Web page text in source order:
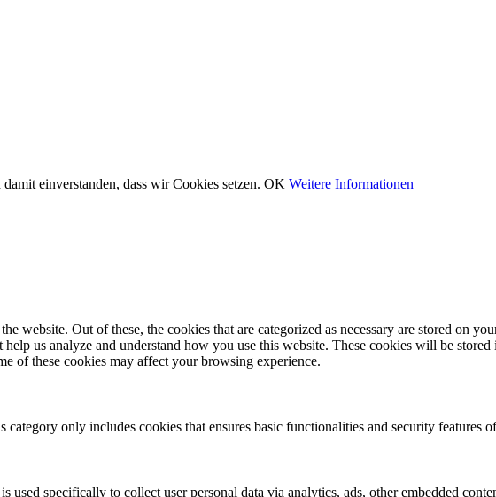
einverstanden, dass wir Cookies setzen. OK Weitere Informationen
website. Out of these, the cookies that are categorized as necessary are stored on
us analyze and understand how you use this website. These cookies will be
of these cookies may affect your browsing experience.
only includes cookies that ensures basic functionalities and security features
specifically to collect user personal data via analytics, ads, other embedded